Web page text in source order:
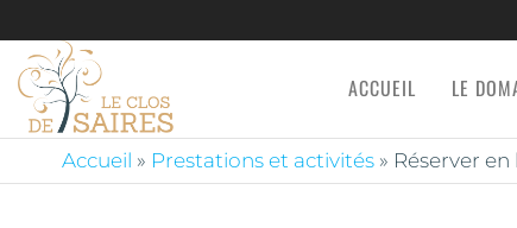
CLOS
DE
hébergements
insolites
ACCUEIL LE
Accueil » Prestations et activités » Réserver